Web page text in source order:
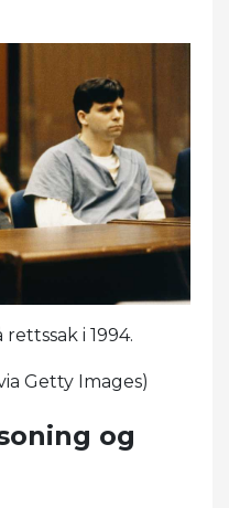
i 1994.
Getty Images)
og